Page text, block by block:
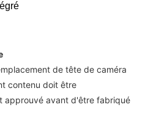
de tête de caméra
contenu doit être
approuvé avant d'être fabriqué